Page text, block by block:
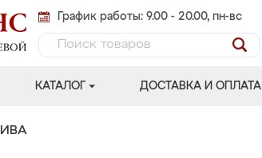
График работы: 9.00 - 20.00, пн-вс
КАТАЛОГ ДОСТАВКА И ОПЛАТА